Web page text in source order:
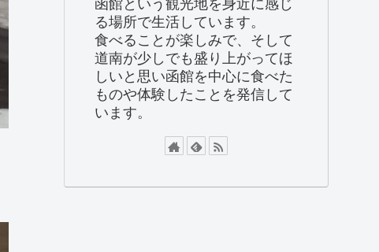
る場所で生活しています。
食べることが楽しみで、そして
道南が少しでも盛り上がってほ
しいと思い函館を中心に食べた
ものや体験したことを発信して
います。